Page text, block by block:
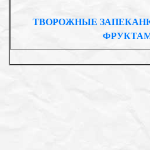
ТВОРОЖНЫЕ